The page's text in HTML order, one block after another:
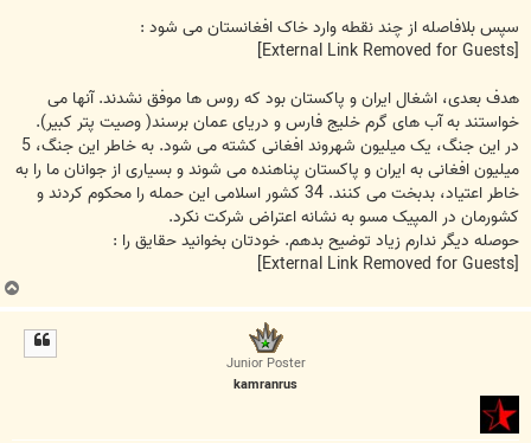
سپس بلافاصله از چند نقطه وارد خاک افغانستان می شود :
هدف بعدی، اشغال ایران و پاکستان بود که روس ها موفق نشدند. آنها می
خواستند به آب های گرم خلیج فارس و دریای عمان برسند( وصیت پتر کبیر).
در این جنگ، یک میلیون شهروند افغانی کشته می شود. به خاطر این جنگ، 5
میلیون افغانی به ایران و پاکستان پناهنده می شوند و بسیاری از جوانان ما را به
خاطر اعتیاد، بدبخت می کنند. 34 کشور اسلامی این حمله را محکوم کردند و
کشورمان در المپیک مسو به نشانه اعتراض شرکت نکرد.
حوصله دیگر ندارم زیاد توضیح بدهم. خودتان بخوانید حقایق را :
ب
ا
Junior Poster
kamranrus